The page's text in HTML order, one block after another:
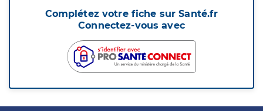
Complétez votre fiche sur Santé.fr
Connectez-vous avec